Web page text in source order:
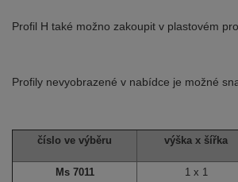
Profil H také možno zakoupit v plastovém
Profily nevyobrazené v nabídce je možné
číslo ve výběru výška x šířka
Ms 7011 1 x 1